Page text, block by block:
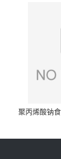
聚丙烯酸钠